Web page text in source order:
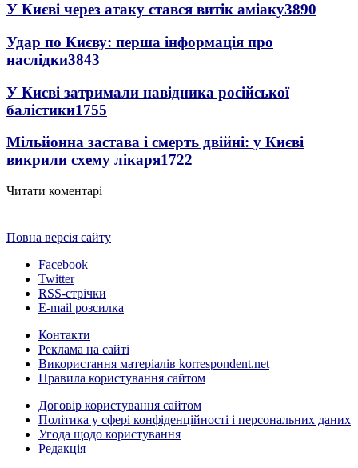
У Києві через атаку стався витік аміаку3890
Удар по Києву: перша інформація про
наслідки3843
У Києві затримали навідника російської
балістики1755
Мільйонна застава і смерть двійні: у Києві
викрили схему лікаря1722
Читати коментарі
Повна версія сайту
Facebook
Twitter
RSS-стрічки
E-mail розсилка
Контакти
Реклама на сайті
Використання матеріалів korrespondent.net
Правила користування сайтом
Договір користування сайтом
Політика у сфері конфіденційності і персональних даних
Угода щодо користування
Редакція